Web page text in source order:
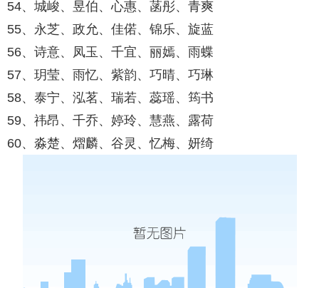
54、城峻、昱伯、心惠、菡彤、青爽
55、永芝、政允、佳偌、锦乐、旋蓝
56、诗意、凤玉、千宜、丽嫣、雨蝶
57、玥莹、雨忆、紫韵、巧晴、巧琳
58、泰宁、泓茗、瑞若、蕊瑶、筠书
59、祎昂、千乔、婷玲、慧燕、露荷
60、淼楚、熠麟、谷灵、忆梅、妍绮